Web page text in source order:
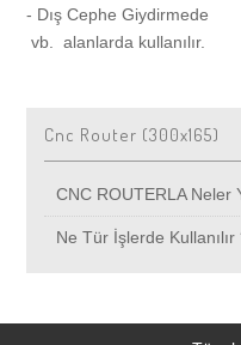
T-Shirt Baskı
- Dış Cephe Giydirmede
vb. alanlarda kullanılır.
Cnc Router (300x165)
CNC ROUTERLA Neler
Ne Tür İşlerde Kullanılır